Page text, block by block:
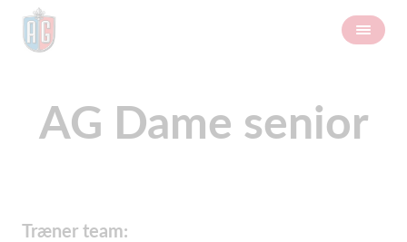
AG Dame senior
Træner team: